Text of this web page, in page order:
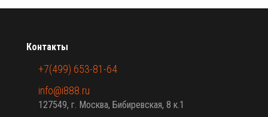
Контакты
+7(499) 653-81-64
info@i888.ru
127549, г. Москва, Бибиревская, 8 к.1